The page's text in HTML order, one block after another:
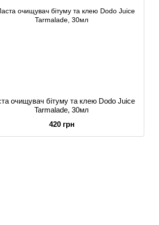
очищувач бітуму та клею Dodo Juice
Tarmalade, 30мл
420 грн